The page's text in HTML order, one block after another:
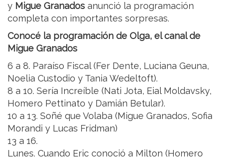
y Migue Granados anunció la programación
completa con importantes sorpresas.
Conocé la programación de Olga, el canal de
Migue Granados
6 a 8. Paraíso Fiscal (Fer Dente, Luciana Geuna,
Noelia Custodio y Tania Wedeltoft).
8 a 10. Sería Increíble (Nati Jota, Eial Moldavsky,
Homero Pettinato y Damián Betular).
10 a 13. Soñé que Volaba (Migue Granados, Sofia
Morandi y Lucas Fridman)
13 a 16.
Lunes. Cuando Eric conoció a Milton (Homero